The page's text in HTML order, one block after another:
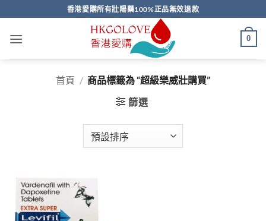
to
content
香港愛購所有壯陽藥100%正品無效退款
0
首頁 / 商品標籤為 “超級樂威壯購買”
篩選